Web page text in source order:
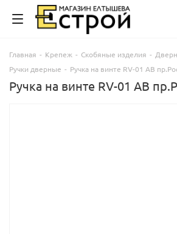
Главная - Крепеж - Скобяные изделия -
Ручки дверные - Ручка на винте RV-01 AB
Ручка на винте RV-01 AB